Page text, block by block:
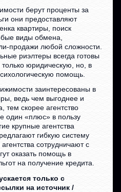
берут проценты за
они предоставляют
квартиры, поиск
виды обмена,
продажи любой сложности.
риэлтеры всегда готовы
юридическую, но, в
помощь.
заинтересованы в
ведь чем выгоднее и
тем скорее агентство
один «плюс» в пользу
крупные агентства
гибкую систему
сотрудничают с
оказать помощь в
на получение кредита.
только с
на источник /